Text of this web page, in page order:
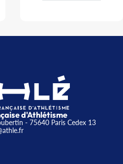
d'Athlétisme
- 75640 Paris Cedex 13